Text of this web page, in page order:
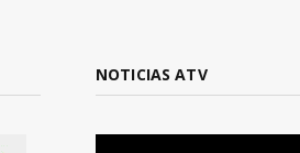
NOTICIAS ATV